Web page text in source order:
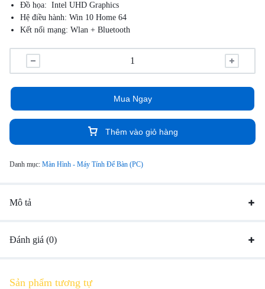
Đồ họa: Intel UHD Graphics
Hệ điều hành: Win 10 Home 64
Kết nối mạng: Wlan + Bluetooth
Ưu điểm:
Bộ vi xử lý thế hệ thứ 10 giúp xử lý nhanh chóng tất cả dữ và cung
cấp khả năng đa nhiệm tuyệt vời.
HP đã trang bị cho máy tính để bàn của mình rất nhiều cổng kết nối
hiện đại. Với số lượng cổng này, bạn có thể dễ dàng kết nối bộ
ProDesk 400 G7 MT với nhiều thiết bị ngoại vi cùng lúc.
Thêm vào giỏ hàng
Mua Ngay
Danh mục: Màn Hình - Máy Tính Để Bàn (PC)
Mô tả
Đánh giá (0)
Sản phẩm tương tự